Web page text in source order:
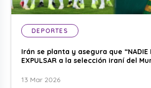
DEPORTES
Irán se planta y asegura que “NADIE
EXPULSAR a la selección iraní del
13 Mar 2026